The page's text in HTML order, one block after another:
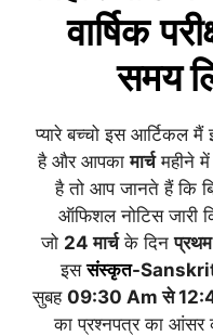
वार्षिक
समय
प्यारे बच्चो इस आर्टिकल
है और आपकामार्चमहीने
है तो आप जानते हैं कि
ऑफिशल नोटिस जारी
जो 24मार्चके दिनप्रथम
इससंस्कृत-
सुबह 09:30 Am से
का प्रश्नपत्र का आंसर